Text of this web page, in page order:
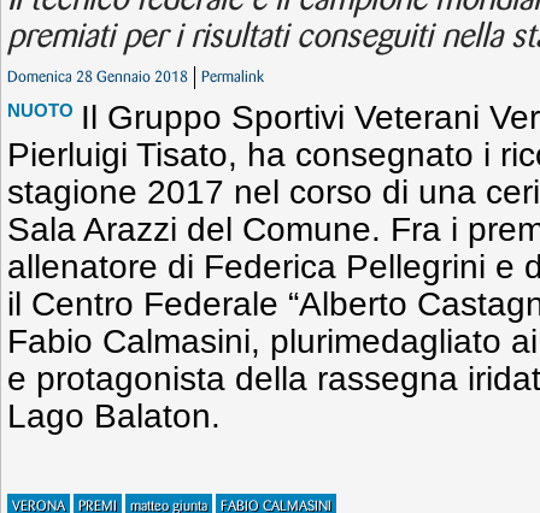
premiati per i risultati conseguiti nella
Domenica 28 Gennaio 2018 Permalink
NUOTO Il Gruppo Sportivi Veterani
Pierluigi Tisato, ha consegnato i
stagione 2017 nel corso di una
Sala Arazzi del Comune. Fra i
allenatore di Federica Pellegrini e
il Centro Federale “Alberto
Fabio Calmasini, plurimedagliato
e protagonista della rassegna
Lago Balaton.
VERONA PREMI matteo giunta FABIO CALMASINI